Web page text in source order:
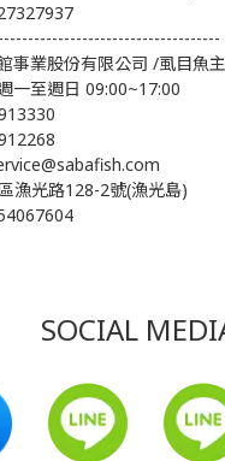
事業股份有限公司 /虱目魚
一至週日 09:00~17:00
漁光路128-2號(漁光島)
SOCIAL